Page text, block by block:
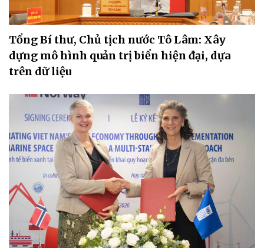
Tổng Bí thư, Chủ tịch nước Tô Lâm: Xây
dựng mô hình quản trị biển hiện đại, dựa
trên dữ liệu